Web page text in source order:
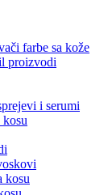
farbe sa kože
proizvodi
i serumi
kosu
kosu